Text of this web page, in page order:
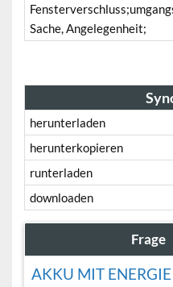
Sache, Angelegenheit;
herunterladen
herunterkopieren
runterladen
downloaden
Frage
AKKU MIT